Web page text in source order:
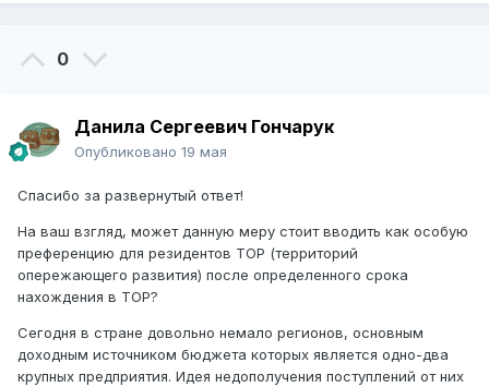
0
Данила Сергеевич Гончарук
Опубликовано 19 мая
Спасибо за развернутый ответ!
На ваш взгляд, может данную меру стоит вводить как особую
преференцию для резидентов ТОР (территорий
опережающего развития) после определенного срока
нахождения в ТОР?
Сегодня в стране довольно немало регионов, основным
доходным источником бюджета которых является одно-два
крупных предприятия. Идея недополучения поступлений от них